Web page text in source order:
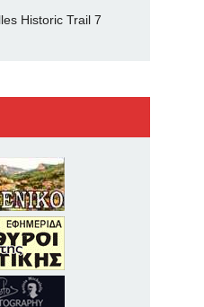
Historic Trail 7